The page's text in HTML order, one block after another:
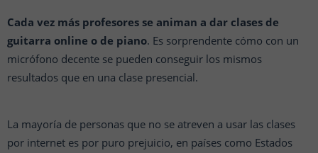
Cada vez más profesores se animan a dar clases de
guitarra online o de piano. Es sorprendente cómo con un
micrófono decente se pueden conseguir los mismos
resultados que en una clase presencial.
La mayoría de personas que no se atreven a usar las clases
por internet es por puro prejuicio, en países como Estados